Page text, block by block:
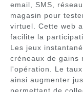
email, SMS,
magasin pour
virtuel. Cette web
facilite la
Les jeux
créneaux de gains
l'opération. Le
ainsi augmenter